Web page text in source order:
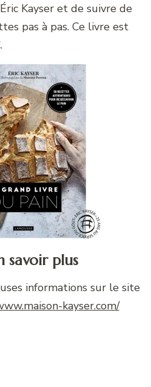
Kayser et de suivre de
pas à pas. Ce livre est
savoir plus
informations sur le site
kayser.com/